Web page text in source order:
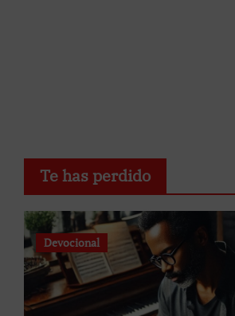
Te has perdido
Devocional